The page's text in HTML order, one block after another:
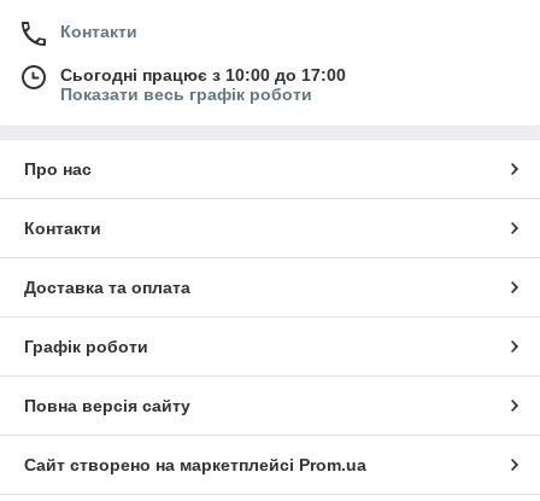
Контакти
Сьогодні працює з 10:00 до 17:00
Показати весь графік роботи
Про нас
Контакти
Доставка та оплата
Графік роботи
Повна версія сайту
Сайт створено на маркетплейсі Prom.ua